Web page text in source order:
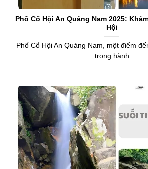
Phố Cổ Hội An Quảng Nam 2025:
Hội
Phố Cổ Hội An Quảng Nam, một điểm
trong hành